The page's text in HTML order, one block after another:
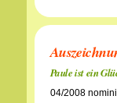
Paule ist ein
04/2008